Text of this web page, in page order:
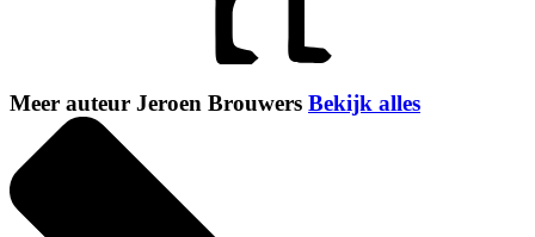
Meer auteur Jeroen Brouwers Bekijk alles